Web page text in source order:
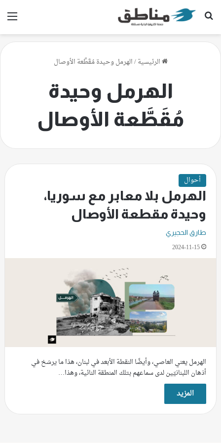
بحث عن
الرئيسية/الهرمل وحيدة مُقَطَّعة الأوصال
الهرمل وحيدة
مُقَطَّعة الأوصال
أحوال
الهرمل بلا معابر مع سوريا،
وحيدة مقطعة الأوصال
طارق الحجيري
2024-11-15
الهرمل يعني العاصي، وأيضًا النقطة الأبعد في لبنان، هذا ما يرسَخ في
أذهان اللبنانيّين لدى سماعهم بتلك المنطقة النائية، وهذا…
المزيد